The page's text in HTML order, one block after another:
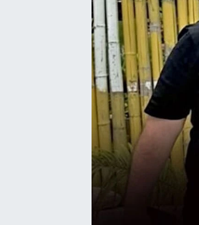
KÜLTÜR SANAT
MAGAZİN
POLİTİKA
SAĞLIK
Siyaset